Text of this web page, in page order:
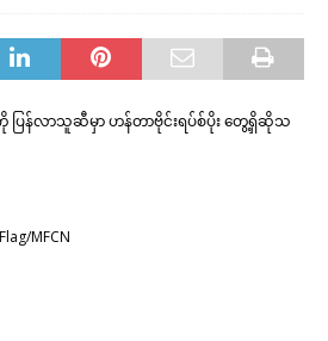
ကို ပြန်လာသူဆီမှာ ဟန်တာဗိုင်းရပ်စ်ပိုး တွေ့ရှိဆိုသ
MFCN